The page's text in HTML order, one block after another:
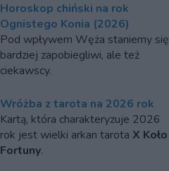
Horoskop chiński na rok
Ognistego Konia (2026)
Pod wpływem Węża staniemy się
bardziej zapobiegliwi, ale też
ciekawscy.
Wróżba z tarota na 2026 rok
Kartą, która charakteryzuje 2026
rok jest wielki arkan tarota X Koło
Fortuny.